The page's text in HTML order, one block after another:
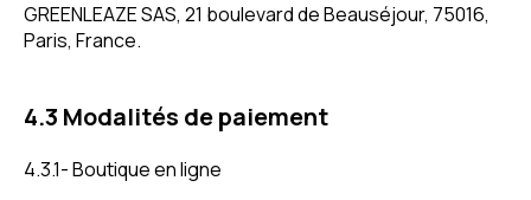
GREENLEAZE SAS, 21 boulevard de Beauséjour, 75016,
Paris, France.
4.3 Modalités de paiement
4.3.1- Boutique en ligne